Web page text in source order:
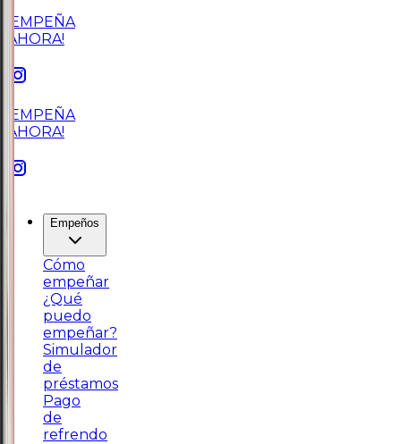
¡EMPEÑA
AHORA!
¡EMPEÑA
AHORA!
Empeños
Cómo
empeñar
¿Qué
puedo
empeñar?
Simulador
de
préstamos
Pago
de
refrendo